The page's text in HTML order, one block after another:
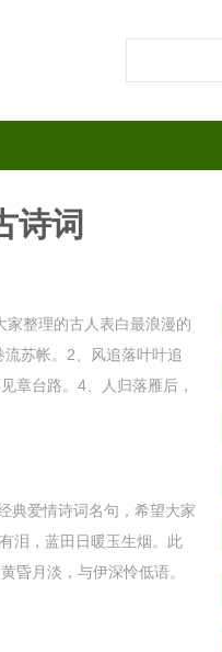
诗词
整理的古人表白最浪漫的
苏帐。2、风追落叶叶追
章台路。4、人归落雁后，
典爱情诗词名句，希望大家
泪，蓝田日暖玉生烟。此
昏月淡，与伊深怜低语。